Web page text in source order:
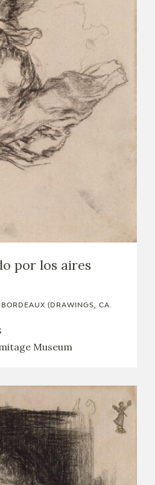
por los aires
(DRAWINGS, CA.
Museum